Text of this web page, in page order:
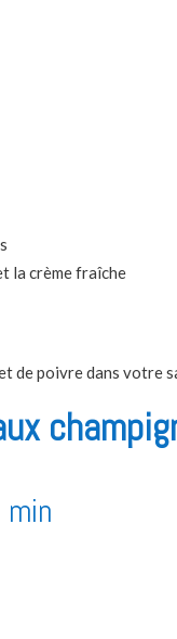
la crème fraîche
de poivre dans votre